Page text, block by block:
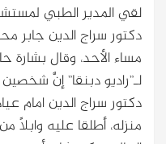
لقي المدير الطبي
دكتور سراج الدين
مساء الأحد، وقال
لـ”راديو دبنقا” إنَّ
دكتور سراج الدين امام
منزله، أطلقا عليه